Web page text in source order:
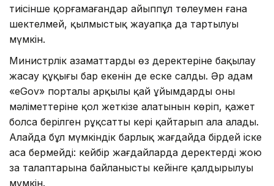
тиісінше қорғамағандар айыппұл төлеумен ғана
шектелмей, қылмыстық жауапқа да тартылуы
мүмкін.
Министрлік азаматтардың өз деректеріне бақылау
жасау құқығы бар екенін де еске салды. Әр адам
«eGov» порталы арқылы қай ұйымдардың оның
мәліметтеріне қол жеткізе алатынын көріп, қажет
болса берілген рұқсатты кері қайтарып ала алады.
Алайда бұл мүмкіндік барлық жағдайда бірдей іске
аса бермейді: кейбір жағдайларда деректерді жою
заң талаптарына байланысты кейінге қалдырылуы
мүмкін.